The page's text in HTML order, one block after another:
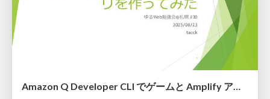
Amazon Q Developer CLI でゲームと Amplify アプリを作ってみた #ゆるWeb札幌